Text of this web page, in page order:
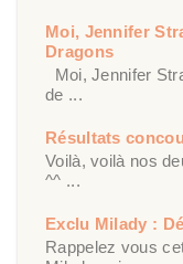
Moi, Jennifer
Dragons
Moi, Jennifer
de ...
Résultats
Voilà, voilà nos
^^ ...
Exclu Milady :
Rappelez vous